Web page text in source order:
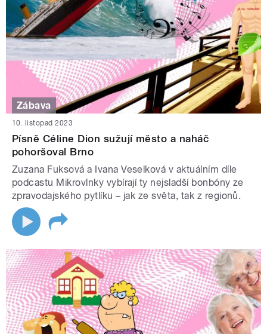
Zábava
10. listopad 2023
Písně Céline Dion sužují město a naháč
pohoršoval Brno
Zuzana Fuksová a Ivana Veselková v aktuálním díle
podcastu Mikrovlnky vybírají ty nejsladší bonbóny ze
zpravodajského pytlíku – jak ze světa, tak z regionů.